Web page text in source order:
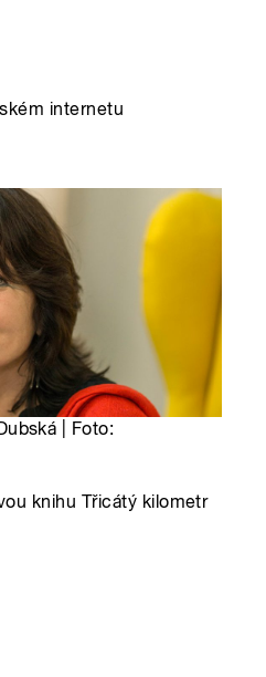
internetu
| Foto:
knihu Třicátý kilometr